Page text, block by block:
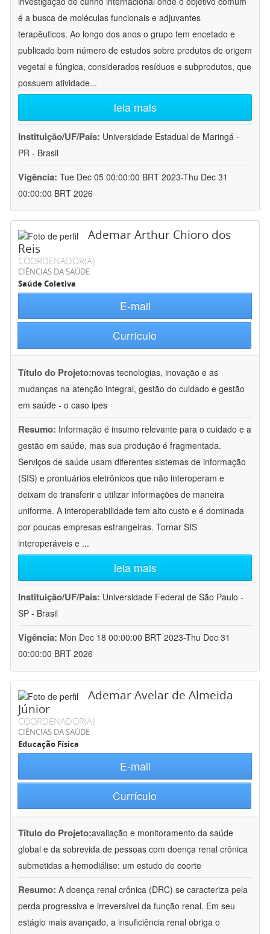
é a busca de moléculas funcionais e adjuvantes
terapêuticos. Ao longo dos anos o grupo tem encetado e
publicado bom número de estudos sobre produtos de origem
vegetal e fúngica, considerados resíduos e subprodutos, que
possuem atividade...
leia mais
Instituição/UF/País: Universidade Estadual de Maringá -
PR - Brasil
Vigência: Tue Dec 05 00:00:00 BRT 2023-Thu Dec 31
00:00:00 BRT 2026
Ademar Arthur Chioro dos
Reis
COORDENADOR(A)
CIÊNCIAS DA SAÚDE
Saúde Coletiva
E-mail
Currículo
Título do Projeto:novas tecnologias, inovação e as
mudanças na atenção integral, gestão do cuidado e gestão
em saúde - o caso ipes
Resumo: Informação é insumo relevante para o cuidado e a
gestão em saúde, mas sua produção é fragmentada.
Serviços de saúde usam diferentes sistemas de informação
(SIS) e prontuários eletrônicos que não interoperam e
deixam de transferir e utilizar informações de maneira
uniforme. A interoperabilidade tem alto custo e é dominada
por poucas empresas estrangeiras. Tornar SIS
interoperáveis e ...
leia mais
Instituição/UF/País: Universidade Federal de São Paulo -
SP - Brasil
Vigência: Mon Dec 18 00:00:00 BRT 2023-Thu Dec 31
00:00:00 BRT 2026
Ademar Avelar de Almeida
Júnior
COORDENADOR(A)
CIÊNCIAS DA SAÚDE
Educação Física
E-mail
Currículo
Título do Projeto:avaliação e monitoramento da saúde
global e da sobrevida de pessoas com doença renal crônica
submetidas a hemodiálise: um estudo de coorte
Resumo: A doença renal crônica (DRC) se caracteriza pela
perda progressiva e irreversível da função renal. Em seu
estágio mais avançado, a insuficiência renal obriga o